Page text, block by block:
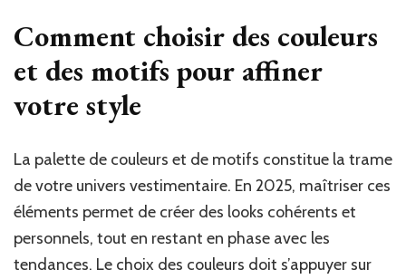
Comment choisir des couleurs
et des motifs pour affiner
votre style
La palette de couleurs et de motifs constitue la trame
de votre univers vestimentaire. En 2025, maîtriser ces
éléments permet de créer des looks cohérents et
personnels, tout en restant en phase avec les
tendances. Le choix des couleurs doit s’appuyer sur